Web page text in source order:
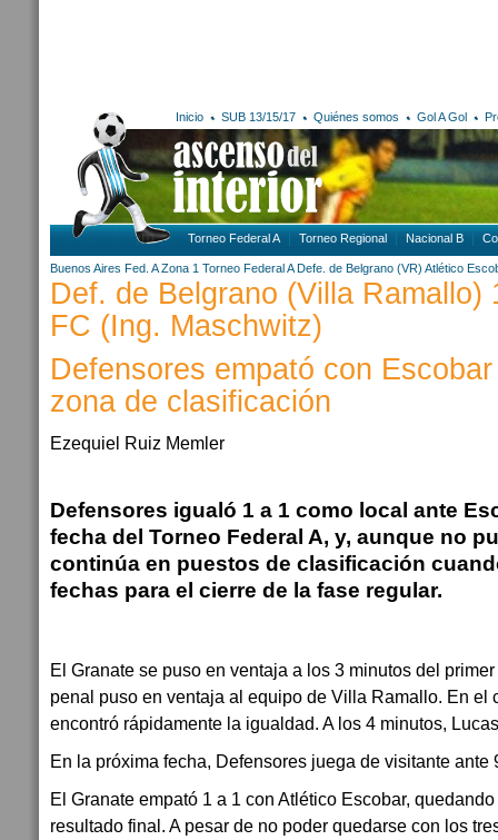
Inicio SUB 13/15/17 Quiénes somos Gol A Gol
Torneo Federal A Torneo Regional Nacional B
Buenos Aires Fed. A Zona 1 Torneo Federal A Defe. de Belgrano (VR) Atlético
Def. de Belgrano (Villa Ramallo)
FC (Ing. Maschwitz)
Defensores empató con
zona de clasificación
Ezequiel Ruiz Memler
Defensores igualó 1 a 1 como local ante
fecha del Torneo Federal A, y, aunque no
continúa en puestos de clasificación
fechas para el cierre de la fase regular.
El Granate se puso en ventaja a los 3 minutos del
penal puso en ventaja al equipo de Villa Ramallo. En el
encontró rápidamente la igualdad. A los 4 minutos,
En la próxima fecha, Defensores juega de visitante ante
El Granate empató 1 a 1 con Atlético Escobar,
resultado final. A pesar de no poder quedarse con los